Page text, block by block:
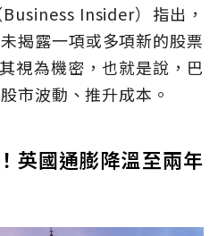
Insider）指出，
揭露一項或多項新的股票
視為機密，也就是說，巴
市波動、推升成本。
英國通膨降溫至兩年